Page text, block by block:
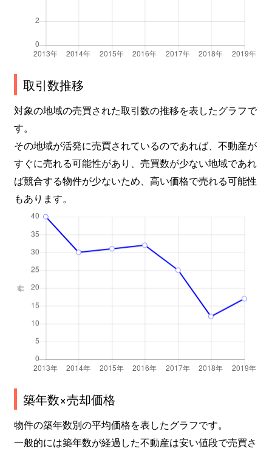
取引数推移
対象の地域の売買された取引数の推移を表したグラフで
す。
その地域が活発に売買されているのであれば、不動産が
すぐに売れる可能性があり、売買数が少ない地域であれ
ば競合する物件が少ないため、高い価格で売れる可能性
もあります。
築年数×売却価格
物件の築年数別の平均価格を表したグラフです。
一般的には築年数が経過した不動産は安い値段で売買さ